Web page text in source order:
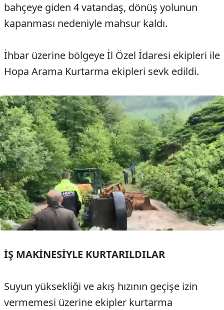
bahçeye giden 4 vatandaş, dönüş yolunun
kapanması nedeniyle mahsur kaldı.
İhbar üzerine bölgeye İl Özel İdaresi ekipleri ile
Hopa Arama Kurtarma ekipleri sevk edildi.
İŞ MAKİNESİYLE KURTARILDILAR
Suyun yüksekliği ve akış hızının geçişe izin
vermemesi üzerine ekipler kurtarma